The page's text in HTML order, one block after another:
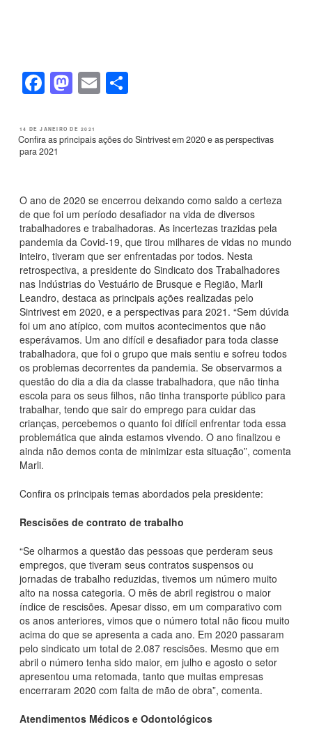
F
a
c
e
o
o
k
M
a
st
o
o
n
E
m
ar
e
PUBLICADO
14 DE JANEIRO DE 2021
Confira as principais ações do Sintrivest em 2020 e as perspectivas
para 2021
O ano de 2020 se encerrou deixando como saldo a certeza
de que foi um período desafiador na vida de diversos
trabalhadores e trabalhadoras. As incertezas trazidas pela
pandemia da Covid-19, que tirou milhares de vidas no mundo
inteiro, tiveram que ser enfrentadas por todos. Nesta
retrospectiva, a presidente do Sindicato dos Trabalhadores
nas Indústrias do Vestuário de Brusque e Região, Marli
Leandro, destaca as principais ações realizadas pelo
Sintrivest em 2020, e a perspectivas para 2021. “Sem dúvida
foi um ano atípico, com muitos acontecimentos que não
esperávamos. Um ano difícil e desafiador para toda classe
trabalhadora, que foi o grupo que mais sentiu e sofreu todos
os problemas decorrentes da pandemia. Se observarmos a
questão do dia a dia da classe trabalhadora, que não tinha
escola para os seus filhos, não tinha transporte público para
trabalhar, tendo que sair do emprego para cuidar das
crianças, percebemos o quanto foi difícil enfrentar toda essa
problemática que ainda estamos vivendo. O ano finalizou e
ainda não demos conta de minimizar esta situação”, comenta
Marli.
Confira os principais temas abordados pela presidente:
Rescisões de contrato de trabalho
“Se olharmos a questão das pessoas que perderam seus
empregos, que tiveram seus contratos suspensos ou
jornadas de trabalho reduzidas, tivemos um número muito
alto na nossa categoria. O mês de abril registrou o maior
índice de rescisões. Apesar disso, em um comparativo com
os anos anteriores, vimos que o número total não ficou muito
acima do que se apresenta a cada ano. Em 2020 passaram
pelo sindicato um total de 2.087 rescisões. Mesmo que em
abril o número tenha sido maior, em julho e agosto o setor
apresentou uma retomada, tanto que muitas empresas
encerraram 2020 com falta de mão de obra”, comenta.
Atendimentos Médicos e Odontológicos